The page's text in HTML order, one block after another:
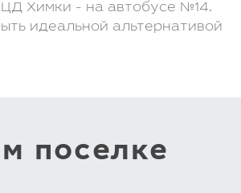
Химки - на автобусе №14.
идеальной альтернативой
поселке